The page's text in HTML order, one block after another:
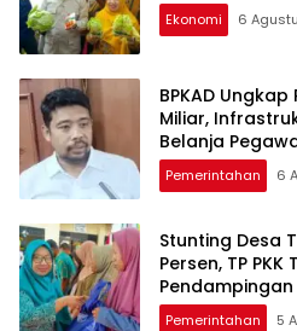
Ekonomi 6
BPKAD Ungkap
Miliar,
Belanja
Pemerintahan 6
Stunting Desa
Persen, TP
Pemerintahan 5